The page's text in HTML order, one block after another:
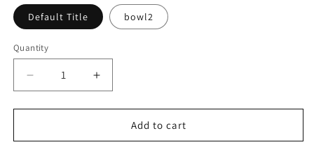
Default Title bowl2
Quantity
Decrease
quantity
for
Bowl
Increase
quantity
for
lorem2
Bowl
Add to cart